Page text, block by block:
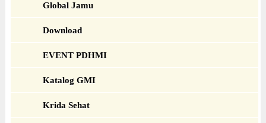
Global Jamu
Download
EVENT PDHMI
Katalog GMI
Krida Sehat